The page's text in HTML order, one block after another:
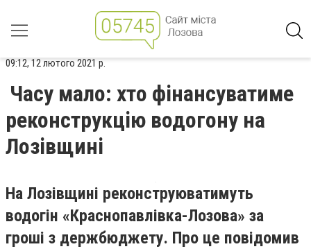
09:12, 12 лютого 2021 р.
Часу мало: хто фінансуватиме
реконструкцію водогону на
Лозівщині
На Лозівщині реконструюватимуть
водогін «Краснопавлівка-Лозова» за
гроші з держбюджету. Про це повідомив